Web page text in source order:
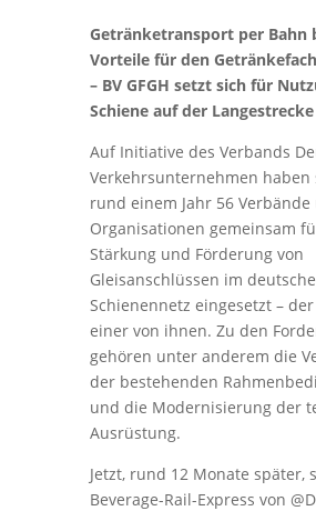
Getränketransport per Bahn
Vorteile für den
– BV GFGH setzt sich für
Schiene auf der
Auf Initiative des Verbands
Verkehrsunternehmen haben
rund einem Jahr 56 Verbände
Organisationen gemeinsam
Stärkung und Förderung von
Gleisanschlüssen im
Schienennetz eingesetzt – der
einer von ihnen. Zu den
gehören unter anderem die
der bestehenden
und die Modernisierung der
Ausrüstung.
Jetzt, rund 12 Monate später,
Beverage-Rail-Express von